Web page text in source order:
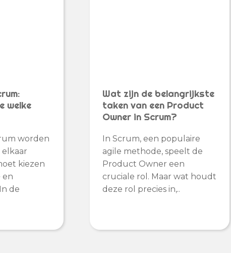
welke
worden
kiezen
en
de
Wat zijn de belangrijkste
taken van een Product
Owner in Scrum?
In Scrum, een populaire
agile methode, speelt de
Product Owner een
cruciale rol. Maar wat houdt
deze rol precies in,..